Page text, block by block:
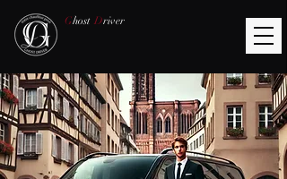
Ghost Driver